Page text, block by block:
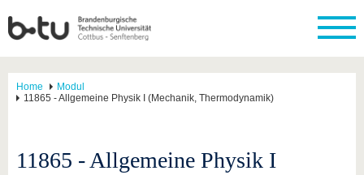
Home
Modul
11865 - Allgemeine Physik I (Mechanik, Thermodynamik)
11865 - Allgemeine Physik I